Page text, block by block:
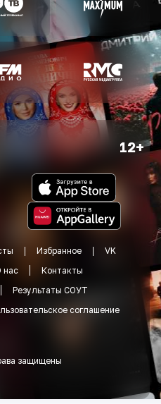
12+
Избранное
VK
нас
Контакты
Результаты СОУТ
соглашение
защищены